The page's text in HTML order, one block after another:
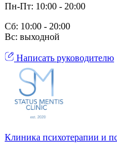
Пн-Пт: 10:00 - 20:00
Сб: 10:00 - 20:00
Вс: выходной
Написать руководителю
Клиника психотерапии и